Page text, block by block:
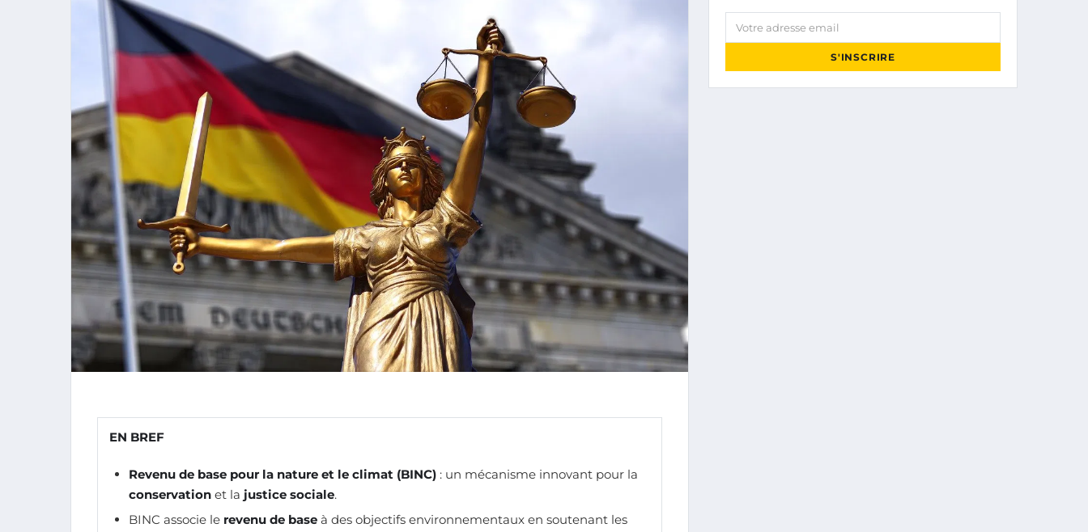
EN BREF
Revenu de base pour la nature et le climat (BINC) : un mécanisme innovant pour la
conservation et la justice sociale.
BINC associe le revenu de base à des objectifs environnementaux en soutenant les
Votre adresse email
S'INSCRIRE